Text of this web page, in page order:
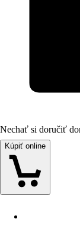
Nechať si doručiť
Kúpiť online